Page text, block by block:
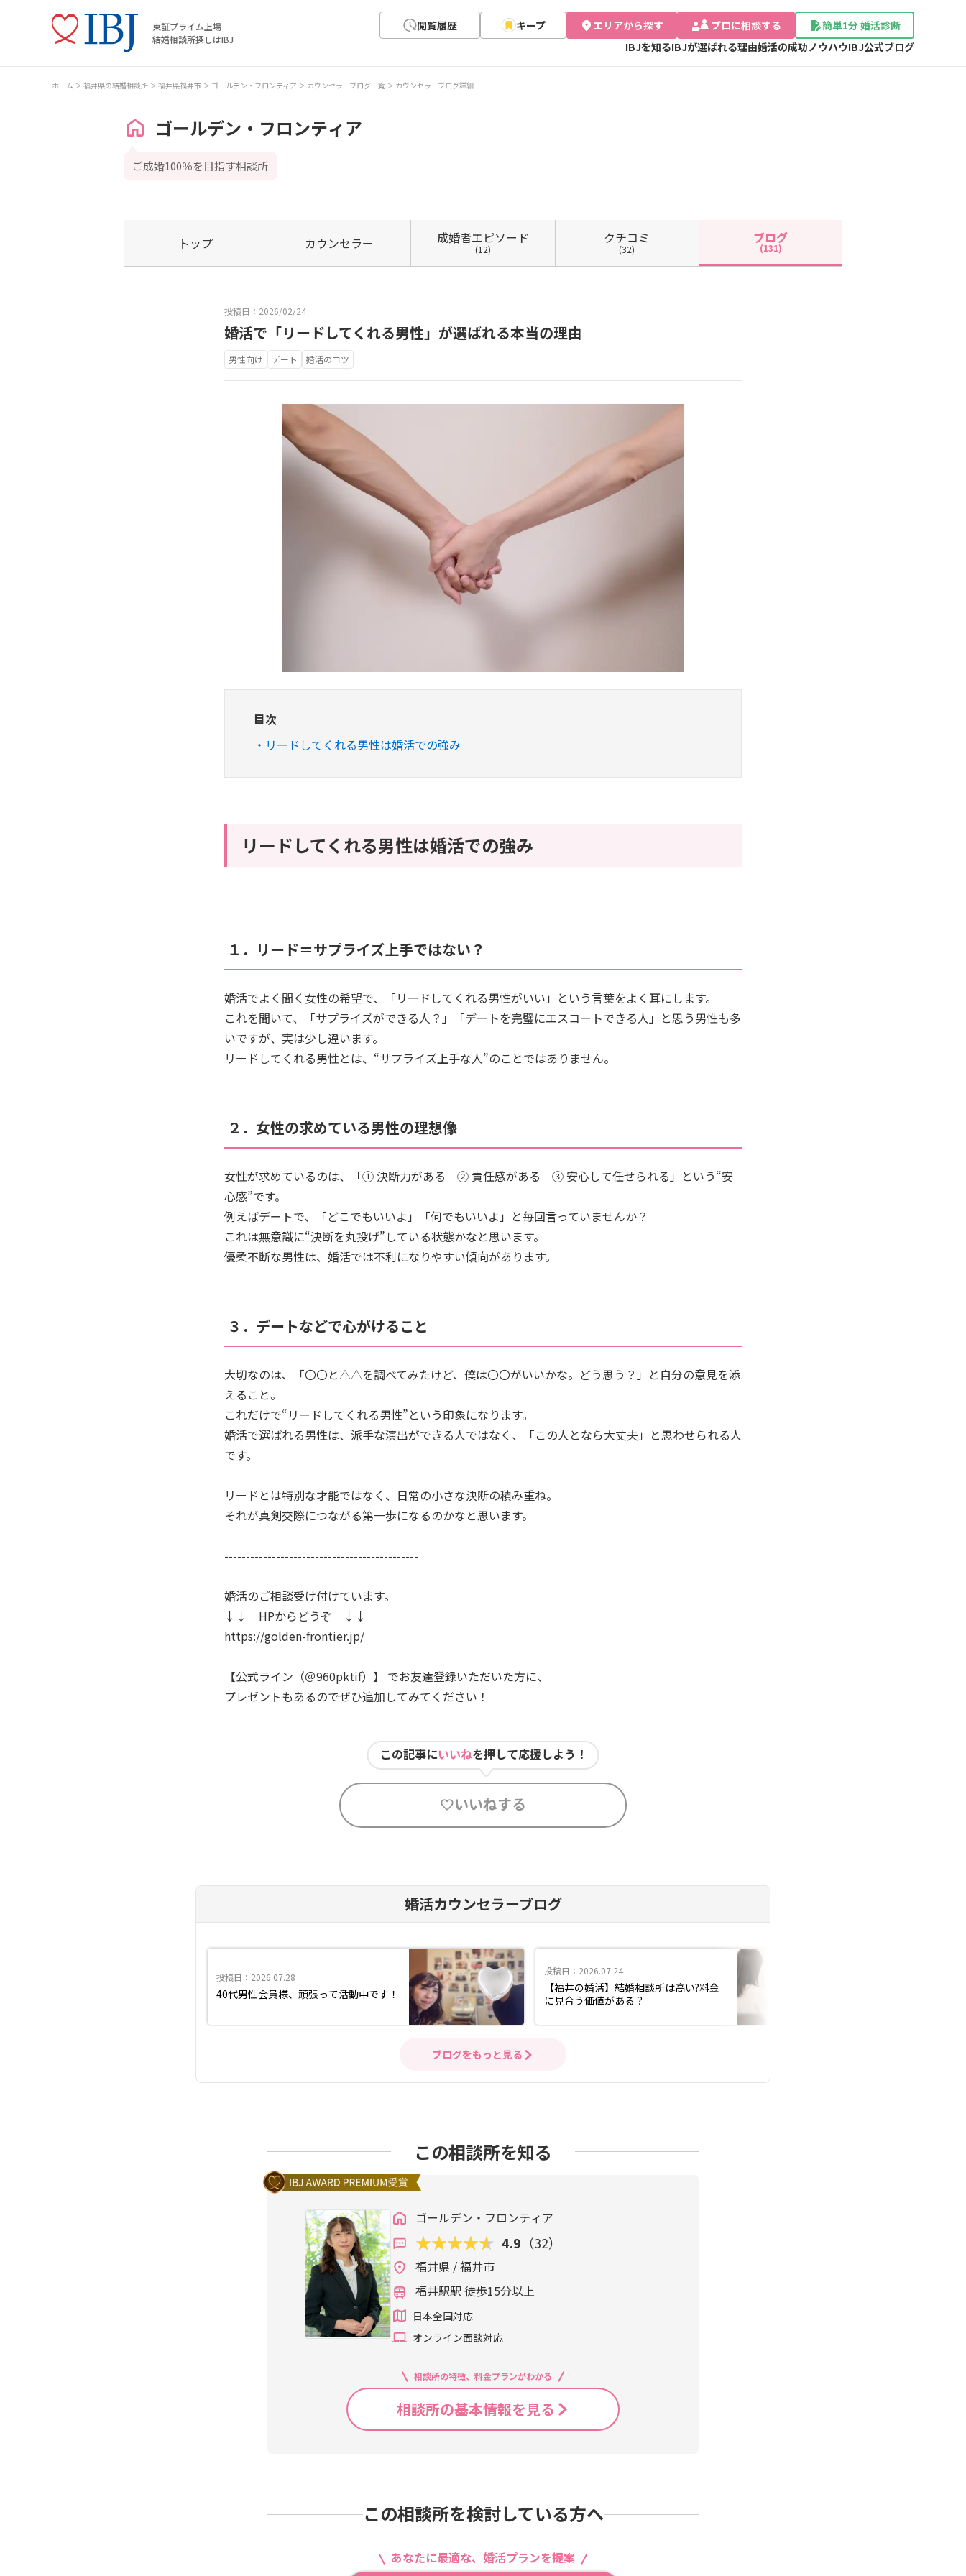
東証プライム上場
結婚相談所探しはIBJ
閲覧履歴 キープ エリアから探す プロに相談する
簡単1分 婚活診断
IBJを知るIBJが選ばれる理由婚活の成功ノウハウIBJ公式ブログ
ホーム 福井県の結婚相談所 福井県福井市 ゴールデン・フロンティア カウンセラーブログ一覧 カウンセラーブログ詳細
ゴールデン・フロンティア
ご成婚100％を目指す相談所
トップ カウンセラー 成婚者エピソード
(12)
クチコミ
(32)
ブログ
(131)
投稿日：2026/02/24
婚活で「リードしてくれる男性」が選ばれる本当の理由
男性向け デート 婚活のコツ
目次
リードしてくれる男性は婚活での強み
リードしてくれる男性は婚活での強み
１．リード＝サプライズ上手ではない？
婚活でよく聞く女性の希望で、「リードしてくれる男性がいい」という言葉をよく耳にします。
これを聞いて、「サプライズができる人？」「デートを完璧にエスコートできる人」と思う男性も多
いですが、実は少し違います。
リードしてくれる男性とは、“サプライズ上手な人”のことではありません。
２．女性の求めている男性の理想像
女性が求めているのは、「① 決断力がある ② 責任感がある ③ 安心して任せられる」という“安
心感”です。
例えばデートで、「どこでもいいよ」「何でもいいよ」と毎回言っていませんか？
これは無意識に“決断を丸投げ”している状態かなと思います。
優柔不断な男性は、婚活では不利になりやすい傾向があります。
３．デートなどで心がけること
大切なのは、「〇〇と△△を調べてみたけど、僕は〇〇がいいかな。どう思う？」と自分の意見を添
えること。
これだけで“リードしてくれる男性”という印象になります。
婚活で選ばれる男性は、派手な演出ができる人ではなく、「この人となら大丈夫」と思わせられる人
です。
リードとは特別な才能ではなく、日常の小さな決断の積み重ね。
それが真剣交際につながる第一歩になるのかなと思います。
---------------------------------------------
婚活のご相談受け付けています。
↓↓ HPからどうぞ ↓↓
https://golden-frontier.jp/
【公式ライン（＠960pktif）】 でお友達登録いただいた方に、
プレゼントもあるのでぜひ追加してみてください！
この記事にいいねを押して応援しよう！
いいねする
婚活カウンセラーブログ
投稿日：2026.07.28
40代男性会員様、頑張って活動中です！
投稿日：2026.07.24
【福井の婚活】結婚相談所は高い?料金
に見合う価値がある？
ブログをもっと見る
この相談所を知る
ゴールデン・フロンティア
4.9 （32）
福井県 / 福井市
福井駅駅 徒歩15分以上
日本全国対応
オンライン面談対応
相談所の特徴、料金プランがわかる
相談所の基本情報を見る
この相談所を検討している方へ
あなたに最適な、婚活プランを提案